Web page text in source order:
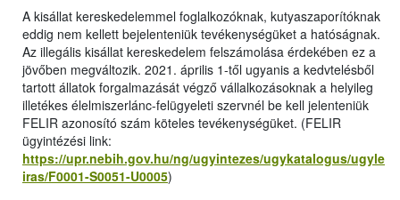
A kisállat kereskedelemmel foglalkozóknak, kutyaszaporítóknak
eddig nem kellett bejelenteniük tevékenységüket a hatóságnak.
Az illegális kisállat kereskedelem felszámolása érdekében ez a
jövőben megváltozik. 2021. április 1-től ugyanis a kedvtelésből
tartott állatok forgalmazását végző vállalkozásoknak a helyileg
illetékes élelmiszerlánc-felügyeleti szervnél be kell jelenteniük
FELIR azonosító szám köteles tevékenységüket. (FELIR
ügyintézési link:
https://upr.nebih.gov.hu/ng/ugyintezes/ugykatalogus/ugyle
iras/F0001-S0051-U0005)